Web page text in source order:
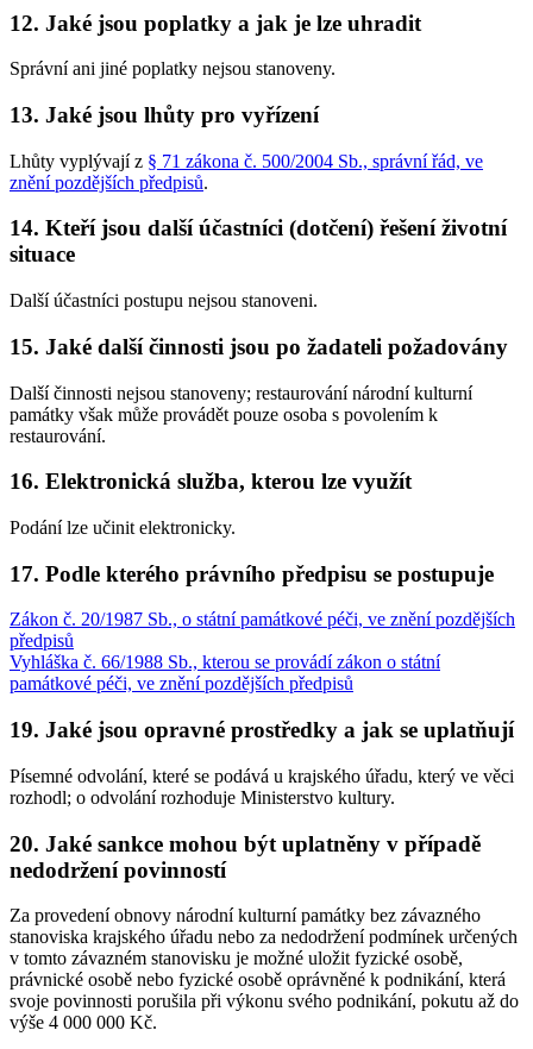
12. Jaké jsou poplatky a jak je lze uhradit
Správní ani jiné poplatky nejsou stanoveny.
13. Jaké jsou lhůty pro vyřízení
Lhůty vyplývají z § 71 zákona č. 500/2004 Sb., správní řád, ve
znění pozdějších předpisů.
14. Kteří jsou další účastníci (dotčení) řešení životní
situace
Další účastníci postupu nejsou stanoveni.
15. Jaké další činnosti jsou po žadateli požadovány
Další činnosti nejsou stanoveny; restaurování národní kulturní
památky však může provádět pouze osoba s povolením k
restaurování.
16. Elektronická služba, kterou lze využít
Podání lze učinit elektronicky.
17. Podle kterého právního předpisu se postupuje
Zákon č. 20/1987 Sb., o státní památkové péči, ve znění pozdějších
předpisů
Vyhláška č. 66/1988 Sb., kterou se provádí zákon o státní
památkové péči, ve znění pozdějších předpisů
19. Jaké jsou opravné prostředky a jak se uplatňují
Písemné odvolání, které se podává u krajského úřadu, který ve věci
rozhodl; o odvolání rozhoduje Ministerstvo kultury.
20. Jaké sankce mohou být uplatněny v případě
nedodržení povinností
Za provedení obnovy národní kulturní památky bez závazného
stanoviska krajského úřadu nebo za nedodržení podmínek určených
v tomto závazném stanovisku je možné uložit fyzické osobě,
právnické osobě nebo fyzické osobě oprávněné k podnikání, která
svoje povinnosti porušila při výkonu svého podnikání, pokutu až do
výše 4 000 000 Kč.